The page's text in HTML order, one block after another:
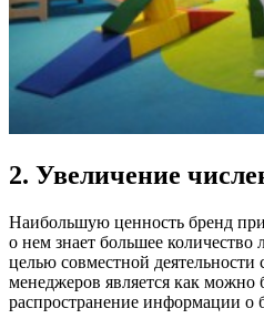
2. Увеличение
Наибольшую ценность бренд
о нем знает большее
целью совместной деятельности
менеджеров является как можно
распространение информации о